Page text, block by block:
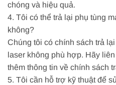
chóng và hiệu quả.
4. Tôi có thể trả lại phụ tùng
không?
Chúng tôi có chính sách trả
laser không phù hợp. Hãy
thêm thông tin về chính sách
5. Tôi cần hỗ trợ kỹ thuật để